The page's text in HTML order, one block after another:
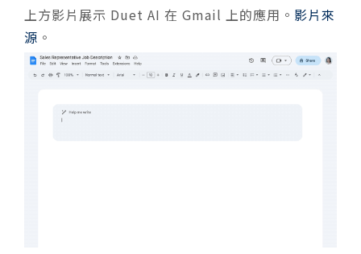
上方影片展示 Duet AI 在 Gmail 上的應用。 影片來
源 。